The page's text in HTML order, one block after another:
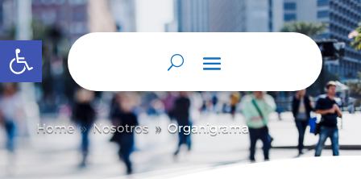
Abrir barra de herramientas
Home 9 Nosotros 9 Organigrama